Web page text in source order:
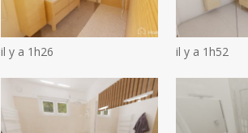
il y a 1h26 il y a 1h52